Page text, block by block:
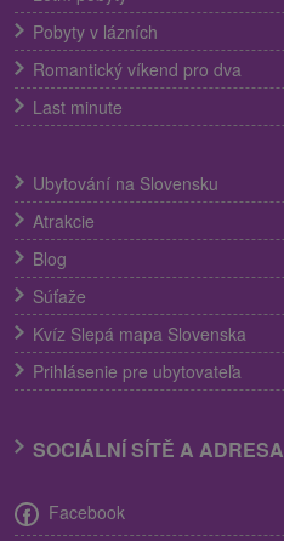
Pobyty v lázních
Romantický víkend pro dva
Last minute
Ubytování na Slovensku
Atrakcie
Blog
Súťaže
Kvíz Slepá mapa Slovenska
Prihlásenie pre ubytovateľa
SOCIÁLNÍ SÍTĚ A ADRESA
Facebook